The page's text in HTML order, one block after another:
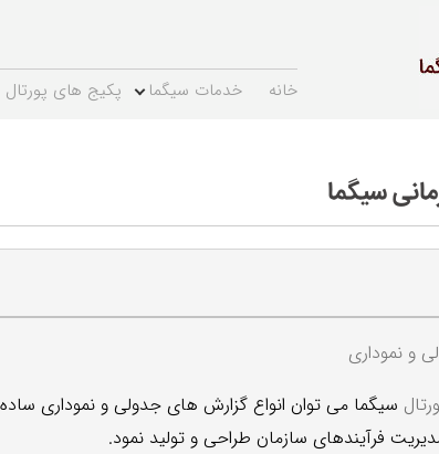
خانه خدمات سیگما پکیج های پورتال
سیگما
و نموداری
سیگما می توان انواع گزارش های جدولی و نموداری
فرآیندهای سازمان طراحی و تولید نمود.